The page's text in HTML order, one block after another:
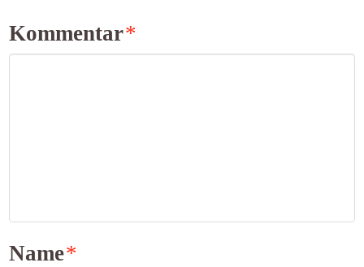
Kommentar*
Name*